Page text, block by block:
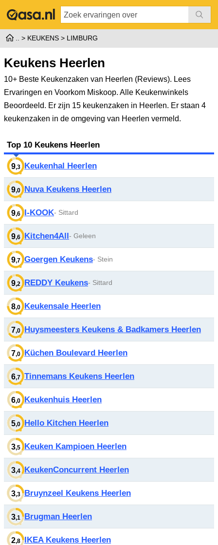
KEUKENS LIMBURG
Keukens Heerlen
10+ Beste Keukenzaken van Heerlen (Reviews). Lees
Ervaringen en Voorkom Miskoop. Alle Keukenwinkels
Beoordeeld. Er zijn 15 keukenzaken in Heerlen. Er staan 4
keukenzaken in de omgeving van Heerlen vermeld.
Top 10 Keukens Heerlen
9,3 Keukenhal Heerlen
9,0 Nuva Keukens Heerlen
9,6 I-KOOK- Sittard
9,6 Kitchen4All- Geleen
9,7 Goergen Keukens- Stein
9,2 REDDY Keukens- Sittard
8,0 Keukensale Heerlen
7,0 Huysmeesters Keukens & Badkamers Heerlen
7,0 Küchen Boulevard Heerlen
6,7 Tinnemans Keukens Heerlen
6,0 Keukenhuis Heerlen
5,0 Hello Kitchen Heerlen
3,5 Keuken Kampioen Heerlen
3,4 KeukenConcurrent Heerlen
3,3 Bruynzeel Keukens Heerlen
3,1 Brugman Heerlen
2,8 IKEA Keukens Heerlen